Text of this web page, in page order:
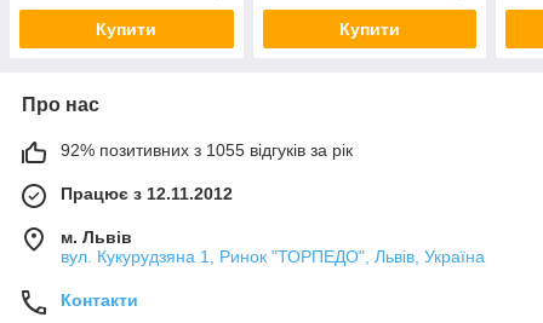
Купити Купити
Про нас
92% позитивних з 1055 відгуків за рік
Працює з 12.11.2012
м. Львів
вул. Кукурудзяна 1, Ринок "ТОРПЕДО", Львів, Україна
Контакти